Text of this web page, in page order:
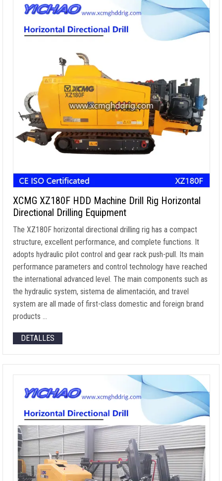
XCMG XZ180F HDD Machine Drill Rig Horizontal
Directional Drilling Equipment
The XZ180F horizontal directional drilling rig has a compact
structure, excellent performance, and complete functions. It
adopts hydraulic pilot control and gear rack push-pull. Its main
performance parameters and control technology have reached
the international advanced level. The main components such as
the hydraulic system, sistema de alimentación, and travel
system are all made of first-class domestic and foreign brand
products …
DETALLES